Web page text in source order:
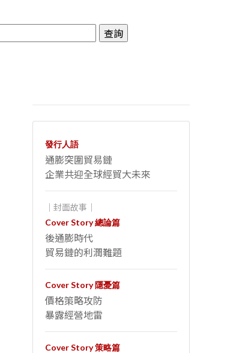
發行人語
通膨突圍貿易鏈
企業共迎全球經貿大未來
｜封面故事｜
Cover Story 總論篇
後通膨時代
貿易鏈的利潤難題
Cover Story 隱憂篇
價格策略攻防
暴露經營地雷
Cover Story 策略篇